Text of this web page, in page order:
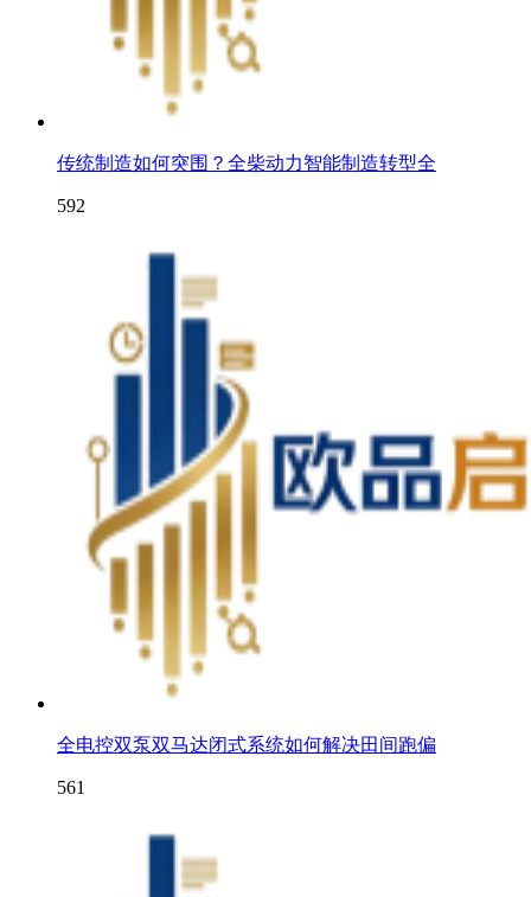
传统制造如何突围？全柴动力智能制造转型全
592
全电控双泵双马达闭式系统如何解决田间跑偏
561